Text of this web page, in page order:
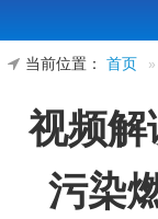
当前位置： 首页 »
视频
污染